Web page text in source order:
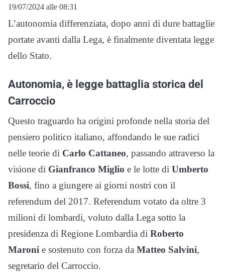
19/07/2024 alle 08:31
L’autonomia differenziata, dopo anni di dure battaglie
portate avanti dalla Lega, è finalmente diventata legge
dello Stato.
Autonomia, è legge battaglia storica del
Carroccio
Questo traguardo ha origini profonde nella storia del
pensiero politico italiano, affondando le sue radici
nelle teorie di Carlo Cattaneo, passando attraverso la
visione di Gianfranco Miglio e le lotte di Umberto
Bossi, fino a giungere ai giorni nostri con il
referendum del 2017. Referendum votato da oltre 3
milioni di lombardi, voluto dalla Lega sotto la
presidenza di Regione Lombardia di Roberto
Maroni e sostenuto con forza da Matteo Salvini,
segretario del Carroccio.